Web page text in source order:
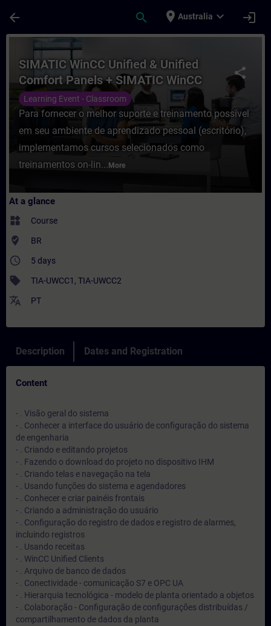
arrow_back search place Australia expand_more login
Course - SIMATIC WinCC Unified &
share
SIMATIC WinCC Unified & Unified
Comfort Panels + SIMATIC WinCC
Unified para PC-Systems
Learning Event - Classroom
Para fornecer o melhor suporte e treinamento possível
em seu ambiente de aprendizado pessoal (escritório),
implementamos cursos selecionados como
treinamentos on-lin... More
At a glance
widgets Course
where_to_vote BR
access_time 5 days
sell TIA-UWCC1, TIA-UWCC2
translate PT
Description Dates and Registration
Content
- . Visão geral do sistema
- . Conhecer a interface do usuário de configuração do sistema
de engenharia
- . Criando e editando projetos
- . Fazendo o download do projeto no dispositivo IHM
- . Criando telas e navegação na tela
- . Usando funções do sistema e agendadores
- . Conhecer e criar painéis frontais
- . Criando a administração do usuário
- . Configuração do registro de dados e registro de alarmes,
incluindo registros
- . Usando receitas
- . WinCC Unified Clients
- . Arquivo de banco de dados
- . Conectividade - comunicação S7 e OPC UA
- . Hierarquia tecnológica - modelo de planta orientado a objetos
- . Colaboração - Configuração de configurações distribuídas /
compartilhamento de dados da planta